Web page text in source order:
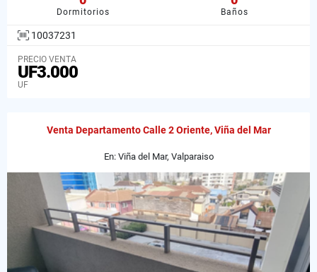
Dormitorios Baños
10037231
PRECIO VENTA
UF3.000
UF
Venta Departamento Calle 2 Oriente, Viña del Mar
En: Viña del Mar, Valparaiso